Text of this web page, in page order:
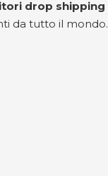
drop shipping
da tutto il mondo.